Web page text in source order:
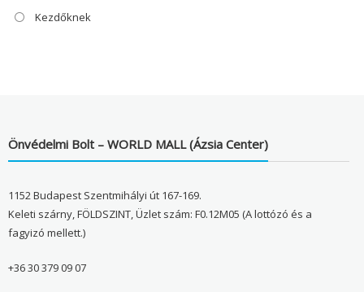
Kezdőknek
Önvédelmi Bolt – WORLD MALL (Ázsia Center)
1152 Budapest Szentmihályi út 167-169.
Keleti szárny, FÖLDSZINT, Üzlet szám: F0.12M05 (A lottózó és a
fagyizó mellett.)
+36 30 379 09 07